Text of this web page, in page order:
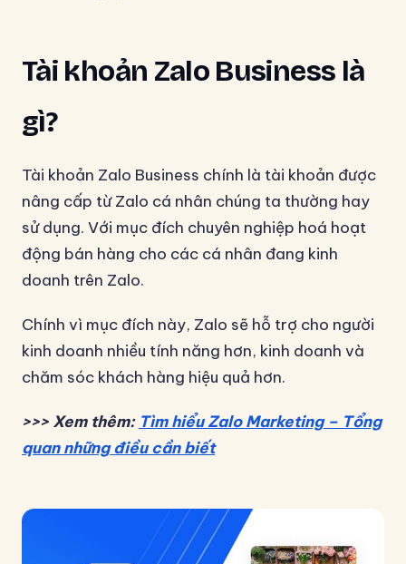
Tài khoản Zalo Business là
gì?
Tài khoản Zalo Business chính là tài khoản được
nâng cấp từ Zalo cá nhân chúng ta thường hay
sử dụng. Với mục đích chuyên nghiệp hoá hoạt
động bán hàng cho các cá nhân đang kinh
doanh trên Zalo.
Chính vì mục đích này, Zalo sẽ hỗ trợ cho người
kinh doanh nhiều tính năng hơn, kinh doanh và
chăm sóc khách hàng hiệu quả hơn.
>>> Xem thêm: Tìm hiểu Zalo Marketing – Tổng
quan những điều cần biết